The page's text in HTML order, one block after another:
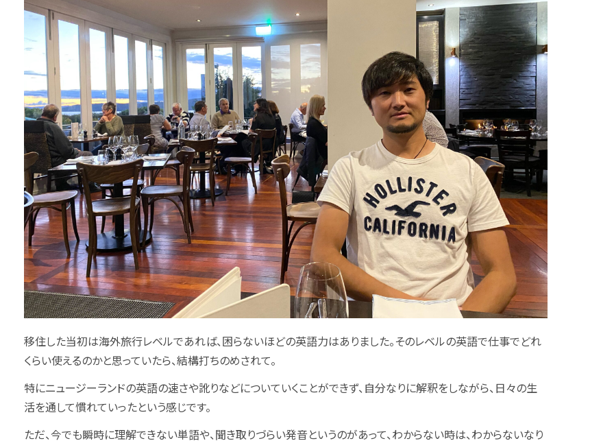
移住した当初は海外旅行レベルであれば、困らないほどの英語力はありました。そのレベルの英語で仕事でどれ
くらい使えるのかと思っていたら、結構打ちのめされて。
特にニュージーランドの英語の速さや訛りなどについていくことができず、自分なりに解釈をしながら、日々の生
活を通して慣れていったという感じです。
ただ、今でも瞬時に理解できない単語や、聞き取りづらい発音というのがあって、わからない時は、わからないなり